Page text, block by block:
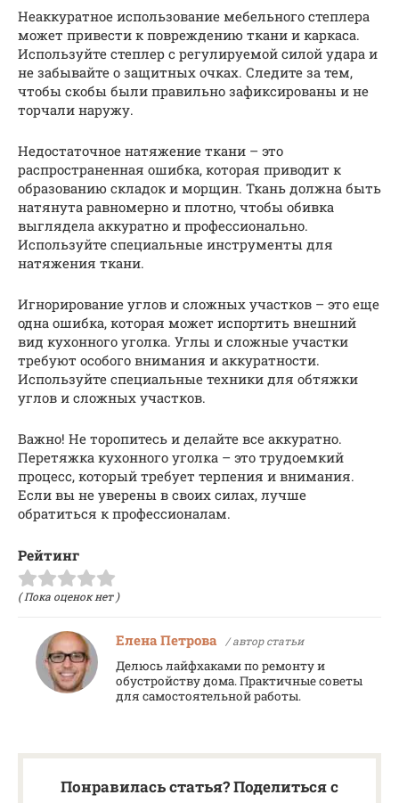
Неаккуратное использование мебельного степлера
может привести к повреждению ткани и каркаса.
Используйте степлер с регулируемой силой удара и
не забывайте о защитных очках. Следите за тем,
чтобы скобы были правильно зафиксированы и не
торчали наружу.
Недостаточное натяжение ткани – это
распространенная ошибка, которая приводит к
образованию складок и морщин. Ткань должна быть
натянута равномерно и плотно, чтобы обивка
выглядела аккуратно и профессионально.
Используйте специальные инструменты для
натяжения ткани.
Игнорирование углов и сложных участков – это еще
одна ошибка, которая может испортить внешний
вид кухонного уголка. Углы и сложные участки
требуют особого внимания и аккуратности.
Используйте специальные техники для обтяжки
углов и сложных участков.
Важно! Не торопитесь и делайте все аккуратно.
Перетяжка кухонного уголка – это трудоемкий
процесс, который требует терпения и внимания.
Если вы не уверены в своих силах, лучше
обратиться к профессионалам.
Рейтинг
( Пока оценок нет )
Елена Петрова / автор статьи
Делюсь лайфхаками по ремонту и
обустройству дома. Практичные советы
для самостоятельной работы.
Понравилась статья? Поделиться с